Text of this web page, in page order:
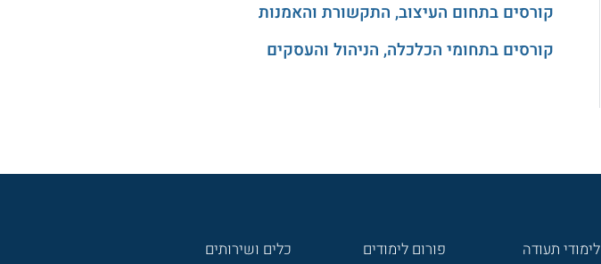
קורסים בתחום העיצוב, התקשורת והאמנות
קורסים בתחומי הכלכלה, הניהול והעסקים
לימודי תעודה פורום לימודים כלים ושירותים